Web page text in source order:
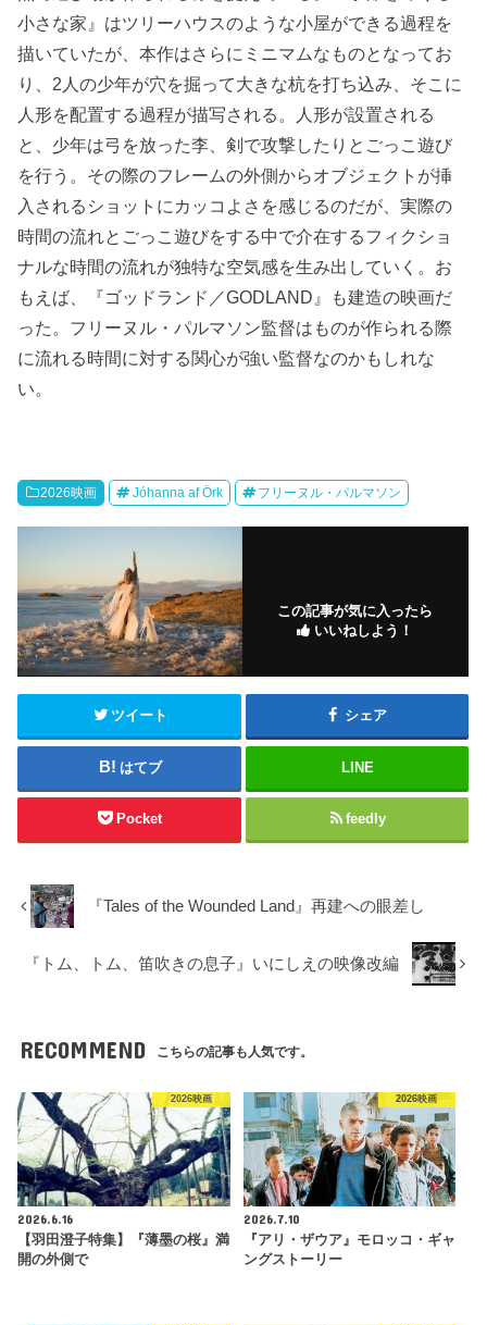
小さな家』はツリーハウスのような小屋ができる過程を
描いていたが、本作はさらにミニマムなものとなってお
り、2人の少年が穴を掘って大きな杭を打ち込み、そこに
人形を配置する過程が描写される。人形が設置される
と、少年は弓を放った李、剣で攻撃したりとごっこ遊び
を行う。その際のフレームの外側からオブジェクトが挿
入されるショットにカッコよさを感じるのだが、実際の
時間の流れとごっこ遊びをする中で介在するフィクショ
ナルな時間の流れが独特な空気感を生み出していく。お
もえば、『ゴッドランド／GODLAND』も建造の映画だ
った。フリーヌル・パルマソン監督はものが作られる際
に流れる時間に対する関心が強い監督なのかもしれな
い。
2026映画 Jóhanna af Örk フリーヌル・パルマソン
この記事が気に入ったら
いいねしよう！
ツイート シェア
はてブ LINE
Pocket feedly
『Tales of the Wounded Land』再建への眼差し
『トム、トム、笛吹きの息子』いにしえの映像改編
RECOMMEND こちらの記事も人気です。
2026映画
2026.6.16
【羽田澄子特集】『薄墨の桜』満
開の外側で
2026映画
2026.7.10
『アリ・ザウア』モロッコ・ギャ
ングストーリー